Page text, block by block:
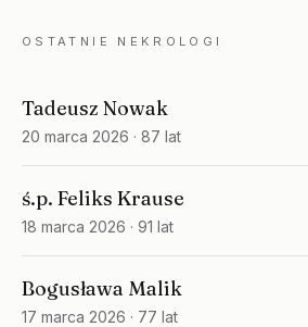
OSTATNIE NEKROLOGI
Tadeusz Nowak
20 marca 2026 · 87 lat
ś.p. Feliks Krause
18 marca 2026 · 91 lat
Bogusława Malik
17 marca 2026 · 77 lat